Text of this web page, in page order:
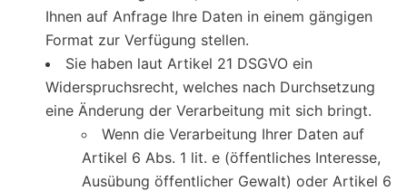
Ihnen auf Anfrage Ihre Daten in einem gängigen
Format zur Verfügung stellen.
Sie haben laut Artikel 21 DSGVO ein
Widerspruchsrecht, welches nach Durchsetzung
eine Änderung der Verarbeitung mit sich bringt.
Wenn die Verarbeitung Ihrer Daten auf
Artikel 6 Abs. 1 lit. e (öffentliches Interesse,
Ausübung öffentlicher Gewalt) oder Artikel 6